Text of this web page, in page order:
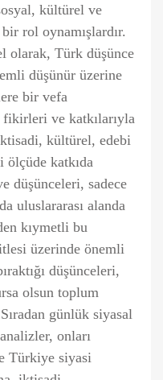
kültürel ve
rol oynamışlardır.
olarak, Türk düşünce
düşünür üzerine
bir vefa
ve katkılarıyla
kültürel, edebi
katkıda
düşünceleri, sadece
uluslararası alanda
kıymetli bu
üzerinde önemli
düşünceleri,
olsun toplum
günlük siyasal
onları
Türkiye siyasi